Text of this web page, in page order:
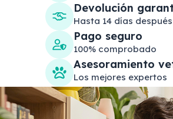
Devolución
Hasta 14 días después
Pago seguro
100% comprobado
Asesoramiento
Los mejores expertos